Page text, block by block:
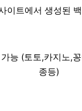
이트에서 생성된
능 (토토,카지노,
종등)